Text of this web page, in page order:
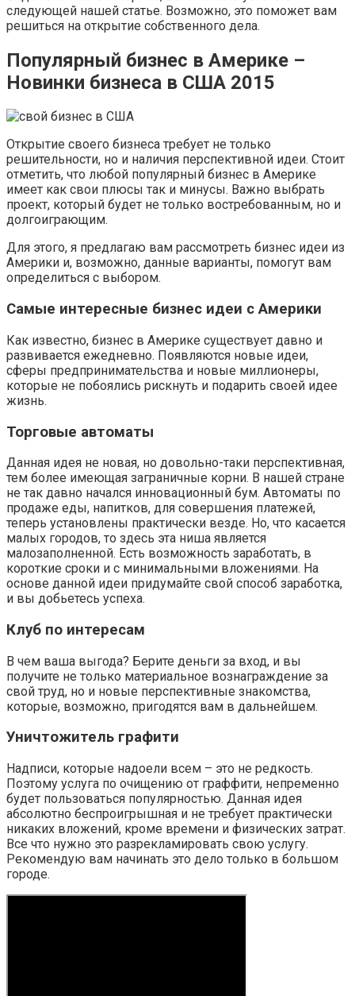
следующей нашей статье. Возможно, это поможет вам
решиться на открытие собственного дела.
Популярный бизнес в Америке –
Новинки бизнеса в США 2015
Открытие своего бизнеса требует не только
решительности, но и наличия перспективной идеи. Стоит
отметить, что любой популярный бизнес в Америке
имеет как свои плюсы так и минусы. Важно выбрать
проект, который будет не только востребованным, но и
долгоиграющим.
Для этого, я предлагаю вам рассмотреть бизнес идеи из
Америки и, возможно, данные варианты, помогут вам
определиться с выбором.
Самые интересные бизнес идеи с Америки
Как известно, бизнес в Америке существует давно и
развивается ежедневно. Появляются новые идеи,
сферы предпринимательства и новые миллионеры,
которые не побоялись рискнуть и подарить своей идее
жизнь.
Торговые автоматы
Данная идея не новая, но довольно-таки перспективная,
тем более имеющая заграничные корни. В нашей стране
не так давно начался инновационный бум. Автоматы по
продаже еды, напитков, для совершения платежей,
теперь установлены практически везде. Но, что касается
малых городов, то здесь эта ниша является
малозаполненной. Есть возможность заработать, в
короткие сроки и с минимальными вложениями. На
основе данной идеи придумайте свой способ заработка,
и вы добьетесь успеха.
Клуб по интересам
В чем ваша выгода? Берите деньги за вход, и вы
получите не только материальное вознаграждение за
свой труд, но и новые перспективные знакомства,
которые, возможно, пригодятся вам в дальнейшем.
Уничтожитель графити
Надписи, которые надоели всем – это не редкость.
Поэтому услуга по очищению от граффити, непременно
будет пользоваться популярностью. Данная идея
абсолютно беспроигрышная и не требует практически
никаких вложений, кроме времени и физических затрат.
Все что нужно это разрекламировать свою услугу.
Рекомендую вам начинать это дело только в большом
городе.